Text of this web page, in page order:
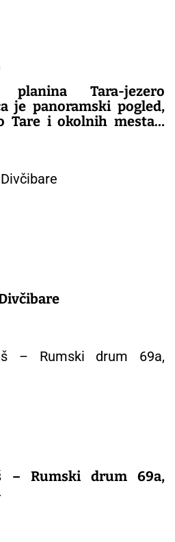
planina Tara-jezero
je panoramski pogled,
Tare i okolnih mesta…
zemljište, papiri sve
Slike i još opisa
– Rumski drum 69a,